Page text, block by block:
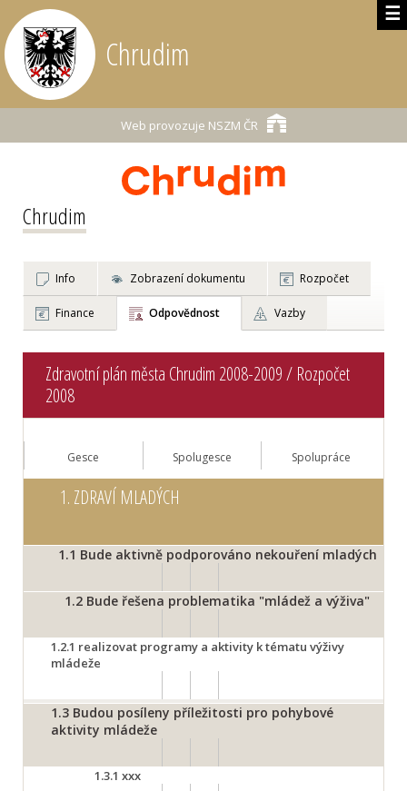
☰
Chrudim
Web provozuje NSZM ČR
Chrudim
Info Zobrazení dokumentu Rozpočet
Finance Odpovědnost Vazby
Zdravotní plán města Chrudim 2008-2009 / Rozpočet
2008
Gesce Spolugesce Spolupráce
1. ZDRAVÍ MLADÝCH
1.1 Bude aktivně podporováno nekouření mladých
1.2 Bude řešena problematika "mládež a výživa"
1.2.1 realizovat programy a aktivity k tématu výživy
mládeže
1.3 Budou posíleny příležitosti pro pohybové
aktivity mládeže
1.3.1 xxx